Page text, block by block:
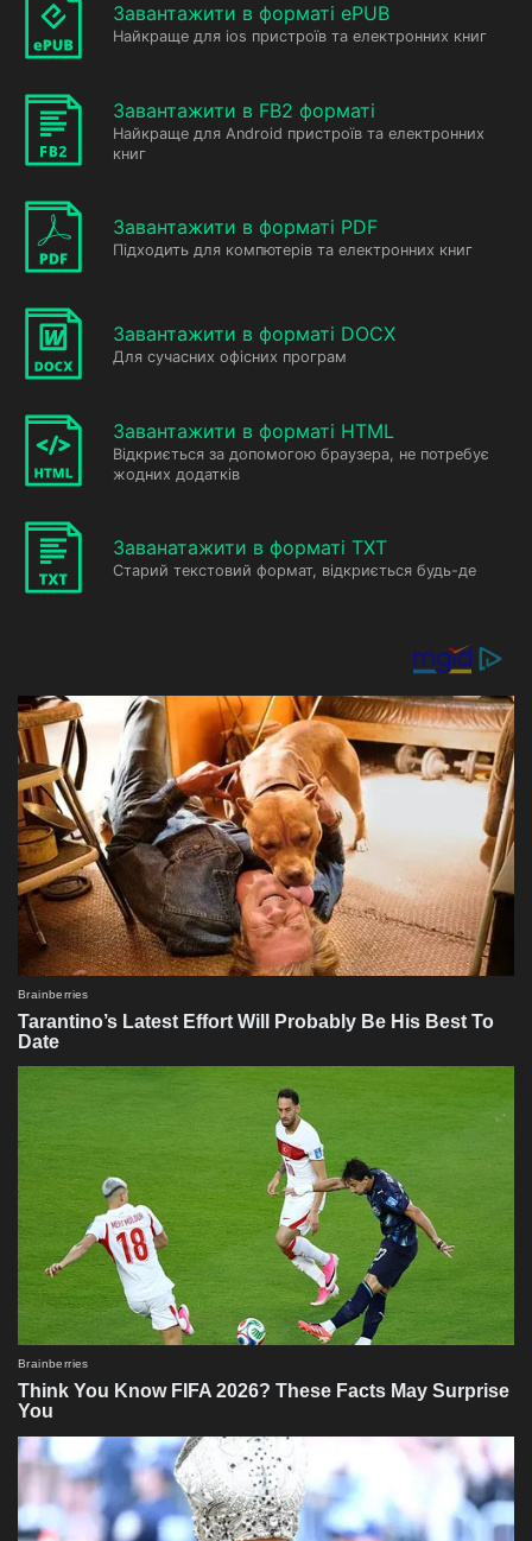
Завантажити в форматі ePUB
Найкраще для ios пристроїв та електронних книг
Завантажити в FB2 форматі
Найкраще для Android пристроїв та електронних
книг
Завантажити в форматі PDF
Підходить для компютерів та електронних книг
Завантажити в форматі DOCX
Для сучасних офісних програм
Завантажити в форматі HTML
Відкриється за допомогою браузера, не потребує
жодних додатків
Заванатажити в форматі TXT
Старий текстовий формат, відкриється будь-де